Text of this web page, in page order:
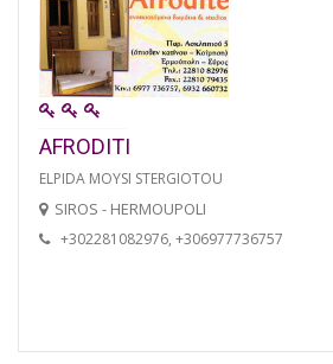
AFRODITI
ELPIDA MOYSI STERGIOTOU
SIROS - HERMOUPOLI
+302281082976, +306977736757